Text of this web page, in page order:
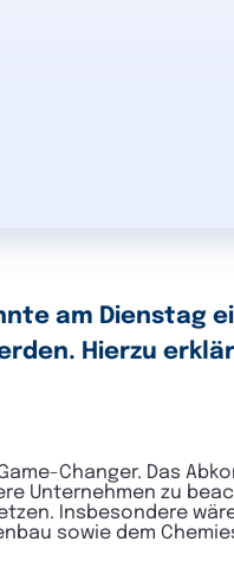
am Dienstag
Hierzu
Changer. Das
Unternehmen zu
Insbesondere
sowie dem